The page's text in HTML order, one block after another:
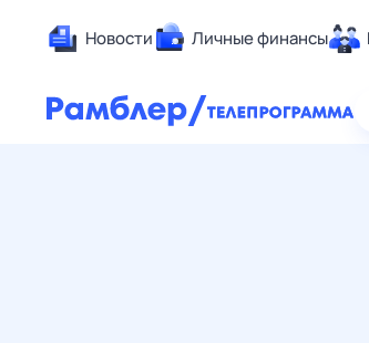
Новости Личные финансы